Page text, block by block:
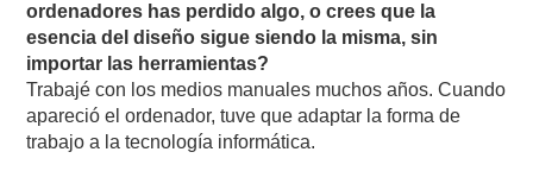
ordenadores has perdido algo, o crees que la
esencia del diseño sigue siendo la misma, sin
importar las herramientas?
Trabajé con los medios manuales muchos años. Cuando
apareció el ordenador, tuve que adaptar la forma de
trabajo a la tecnología informática.